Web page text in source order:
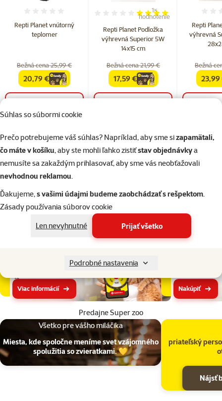
Súhlas so súbormi cookie
Prečo potrebujeme váš súhlas? Napríklad, aby sme sizapamätali,
čo máte v košíku, aby ste mohli ľahko zistiťstav objednávkya
nemusíte sa zakaždým prihlasovať, aby sme vás neobťažovali
nevhodnou reklamou.
Ďakujeme,s vašimi údajmi budeme zaobchádzať s rešpektom.
Zásady používania súborov cookie
Len nevyhnutné
Prijať všetko
Podrobné nastavenia
Repti Planet vnútorný
teplomer
Bežná cena 25,99 €
family cena
20,79 €
Repti Planet Podložka
výhrevná Superior 5W
14x15 cm
Hodnotenie 80%, počet
1×
hodnotenie
Bežná cena 21,99 €
familycena
17,59 €
Repti
výhrevná
Bežná
family
23,99
všetky produkty akcie
Nakupujte podľa značiek
Všetky značky
Vytoč si zľavu až 30
%
Viac informácií Nakúpiť
Predajne Super zoo
Všetko pre vášho miláčika
Miesta, kde spoločne meníme svet vzájomného
spolužitia so zvieratkami. 💛
priateľský
Nájsť